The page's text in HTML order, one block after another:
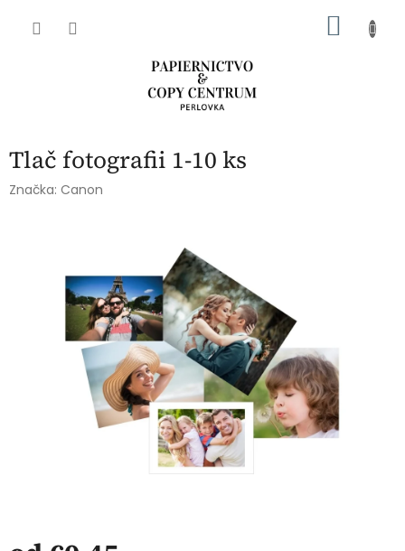
Tlač fotografii 1-10 ks
Značka: Canon